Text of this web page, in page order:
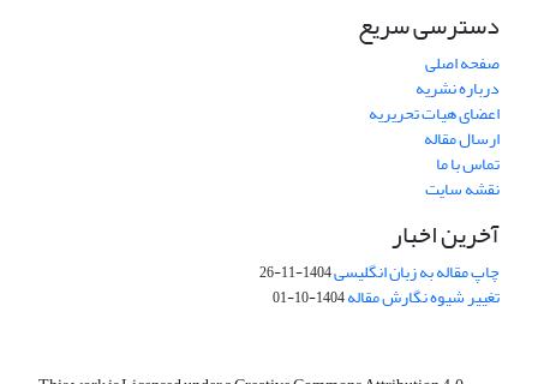
دسترسی سریع
صفحه اصلی
درباره نشریه
اعضای هیات تحریریه
ارسال مقاله
تماس با ما
نقشه سایت
آخرین اخبار
چاپ مقاله به زبان انگلیسی1404-11-26
تغییر شیوه نگارش مقاله1404-10-01